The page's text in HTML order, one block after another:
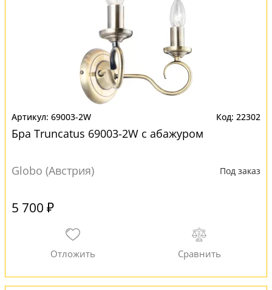
69003-2W 22302
Бра Truncatus 69003-2W с абажуром
Globo (Австрия) Под заказ
5 700 ₽